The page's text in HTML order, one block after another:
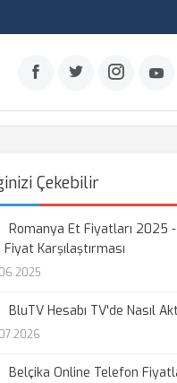
Çekebilir
Romanya Et Fiyatları 2025
Fiyat Karşılaştırması
BluTV Hesabı TV'de Nasıl
Belçika Online Telefon